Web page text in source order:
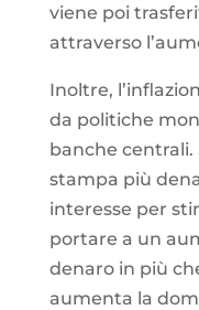
viene poi
attraverso
Inoltre,
da politiche
banche centrali.
stampa più
interesse per
portare a un
denaro in più
aumenta la